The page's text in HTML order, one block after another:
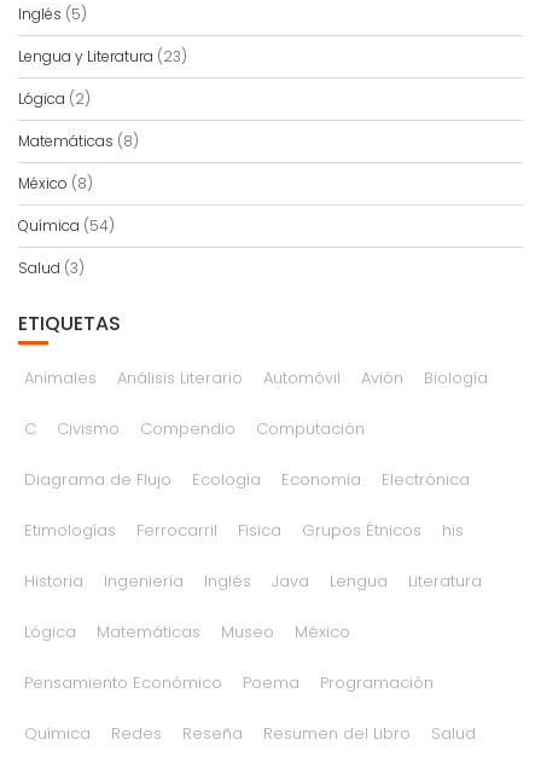
Inglés (5)
Lengua y Literatura (23)
Lógica (2)
Matemáticas (8)
México (8)
Química (54)
Salud (3)
ETIQUETAS
Animales Análisis Literario Automóvil Avión Biología
C Civismo Compendio Computación
Diagrama de Flujo Ecología Economía Electrónica
Etimologías Ferrocarril Física Grupos Étnicos his
Historia Ingeniería Inglés Java Lengua Literatura
Lógica Matemáticas Museo México
Pensamiento Económico Poema Programación
Química Redes Reseña Resumen del Libro Salud